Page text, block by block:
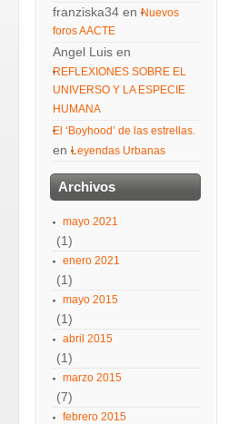
franziska34 en Nuevos
foros AACTE
Angel Luis en
REFLEXIONES SOBRE EL
UNIVERSO Y LA ESPECIE
HUMANA
El ‘Boyhood’ de las estrellas.
en Leyendas Urbanas
Archivos
mayo 2021
(1)
enero 2021
(1)
mayo 2015
(1)
abril 2015
(1)
marzo 2015
(7)
febrero 2015